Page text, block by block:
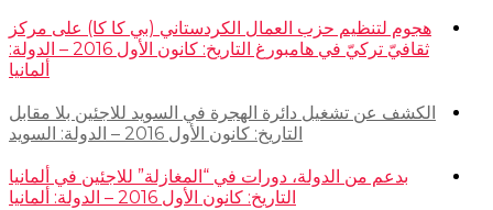
هجوم لتنظيم حزب العمال الكردستاني (بي كا كا) على مركز
ثقافيّ تركيّ في هامبورغ التاريخ: كانون الأول 2016 – الدولة:
ألمانيا
الكشف عن تشغيل دائرة الهجرة في السويد للاجئين بلا مقابل
التاريخ: كانون الأول 2016 – الدولة: السويد
بدعم من الدولة، دورات في “المغازلة” للاجئين في ألمانيا
التاريخ: كانون الأول 2016 – الدولة: ألمانيا